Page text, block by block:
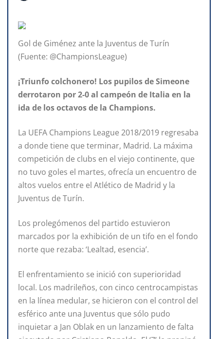
Gol de Giménez ante la Juventus de Turín
(Fuente: @ChampionsLeague)
¡Triunfo colchonero! Los pupilos de Simeone
derrotaron por 2-0 al campeón de Italia en la
ida de los octavos de la Champions.
La UEFA Champions League 2018/2019 regresaba
a donde tiene que terminar, Madrid. La máxima
competición de clubs en el viejo continente, que
no tuvo goles el martes, ofrecía un encuentro de
altos vuelos entre el Atlético de Madrid y la
Juventus de Turín.
Los prolegómenos del partido estuvieron
marcados por la exhibición de un tifo en el fondo
norte que rezaba: ‘Lealtad, esencia’.
El enfrentamiento se inició con superioridad
local. Los madrileños, con cinco centrocampistas
en la línea medular, se hicieron con el control del
esférico ante una Juventus que sólo pudo
inquietar a Jan Oblak en un lanzamiento de falta